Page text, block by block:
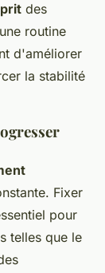
des
routine
d'améliorer
la stabilité
Fixer
pour
telles que le